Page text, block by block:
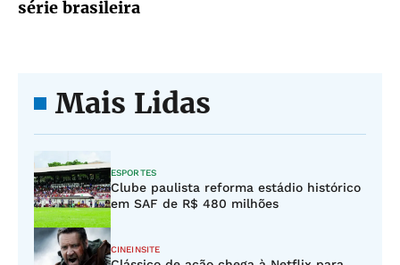
série brasileira
Mais Lidas
ESPORTES
Clube paulista reforma estádio histórico
em SAF de R$ 480 milhões
CINEINSITE